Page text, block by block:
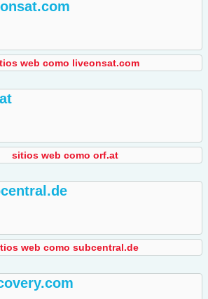
web como liveonsat.com
sitios web como orf.at
web como subcentral.de